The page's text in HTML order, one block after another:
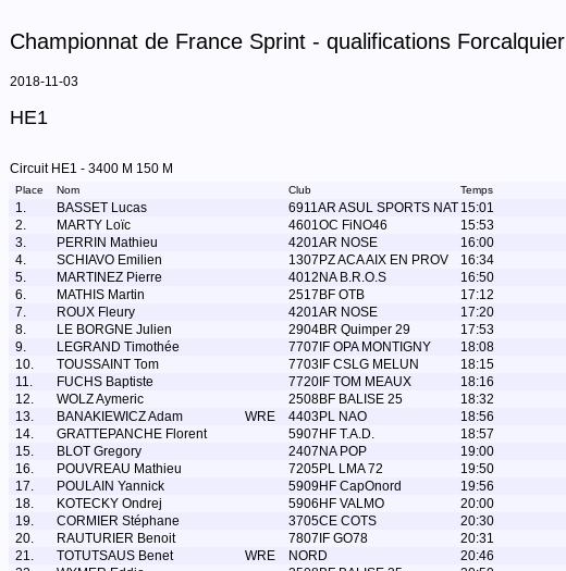
Championnat de France Sprint - qualifications Forcalquier
2018-11-03
HE1
Circuit HE1 - 3400 M 150 M
Place Nom Club Temps
1. BASSET Lucas 6911AR ASUL SPORTS NAT 15:01
2.
MARTY Loïc 4601OC FiNO46
15:53
3.
PERRIN Mathieu 4201AR NOSE
16:00
4.
SCHIAVO Emilien 1307PZ ACA AIX EN PROV
16:34
5.
MARTINEZ Pierre 4012NA B.R.O.S
16:50
6.
MATHIS Martin 2517BF OTB
17:12
7.
ROUX Fleury 4201AR NOSE
17:20
8.
LE BORGNE Julien 2904BR Quimper 29
17:53
9.
LEGRAND Timothée 7707IF OPA MONTIGNY
18:08
10.
TOUSSAINT Tom 7703IF CSLG MELUN
18:15
11.
FUCHS Baptiste 7720IF TOM MEAUX
18:16
12.
WOLZ Aymeric 2508BF BALISE 25
18:32
13.
BANAKIEWICZ Adam WRE 4403PL NAO
18:56
14.
GRATTEPANCHE Florent 5907HF T.A.D.
18:57
15.
BLOT Gregory 2407NA POP
19:00
16.
POUVREAU Mathieu 7205PL LMA 72
19:50
17.
POULAIN Yannick 5909HF CapOnord
19:56
18.
KOTECKY Ondrej 5906HF VALMO
20:00
19.
CORMIER Stéphane 3705CE COTS
20:30
20.
RAUTURIER Benoit 7807IF GO78
20:31
21.
TOTUTSAUS Benet WRE NORD
20:46